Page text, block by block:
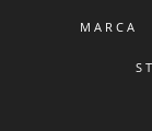
MARCA